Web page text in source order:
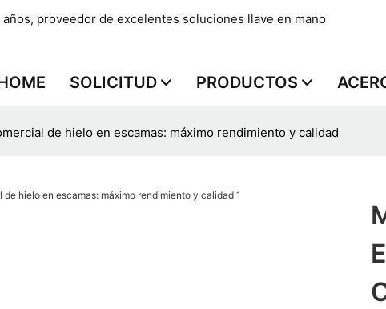
proveedor de excelentes soluciones llave en mano
SOLICITUD PRODUCTOS
de hielo en escamas: máximo rendimiento y calidad